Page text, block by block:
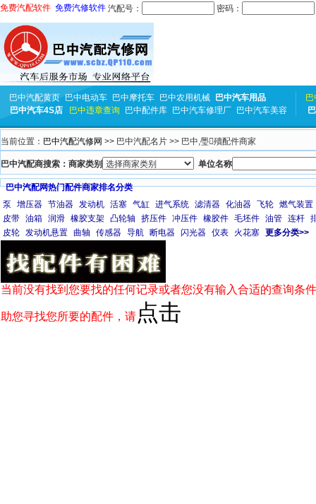
免费汽配软件 免费汽修软件 汽配号： 密码：
巴中汽配黄页 巴中电动车 巴中摩托车 巴中农用机械
巴中汽车用品
巴中汽车4S店
巴中违章查询 巴中配件库 巴中汽车修理厂 巴中汽车美容
当前位置： 巴中汽配汽修网 >> 巴中汽配名片 >> 巴中,璺殰配件商家
巴中汽配商搜索：商家类别 单位名称
巴中汽配网热门配件商家排名分类
泵
增压器 节油器 发动机 活塞 气缸 进气系统 滤清器 化油器 飞轮 燃气装置
皮带 油箱 润滑 橡胶支架 凸轮轴 挤压件 冲压件 橡胶件 毛坯件 油管 连杆
皮轮 发动机悬置 曲轴 传感器 导航 断电器 闪光器 仪表 火花塞 更多分类>>
当前没有找到您要找的任何记录或者您没有输入合适的查询条
助您寻找您所要的配件，请 点击